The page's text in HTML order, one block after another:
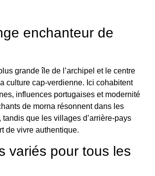
enchanteur de
grande île de l’archipel et le centre
culture cap-verdienne. Ici cohabitent
influences portugaises et modernité
de morna résonnent dans les
tandis que les villages d’arrière-pays
de vivre authentique.
variés pour tous les